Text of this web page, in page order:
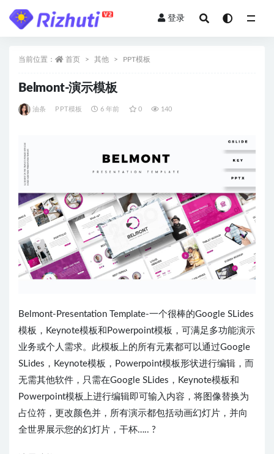
登录
当前位置： 首页 其他 PPT模板
Belmont-演示模板
油条 PPT模板 6 年前 0 140
Belmont-Presentation Template-一个很棒的Google SLides
模板，Keynote模板和Powerpoint模板，可满足多功能演示
业务或个人需求。此模板上的所有元素都可以通过Google
SLides，Keynote模板，Powerpoint模板形状进行编辑，而
无需其他软件，只需在Google SLides，Keynote模板和
Powerpoint模板上进行编辑即可输入内容，将图像替换为
占位符，更改颜色并，所有演示都包括动画幻灯片，并向
全世界展示您的幻灯片，干杯….. ?